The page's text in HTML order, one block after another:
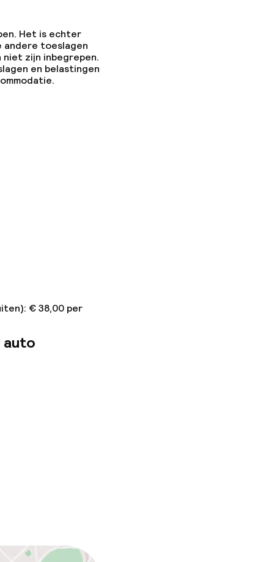
Het is echter
andere toeslagen
zijn inbegrepen.
en belastingen
€ 38,00 per
auto